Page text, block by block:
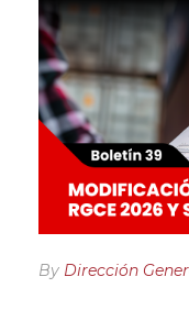
By Dirección